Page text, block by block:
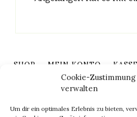
Cookie-Zustimmung
verwalten
Um dir ein optimales Erlebnis zu bieten,
SHOP MEIN KONTO KASSE
Impressum